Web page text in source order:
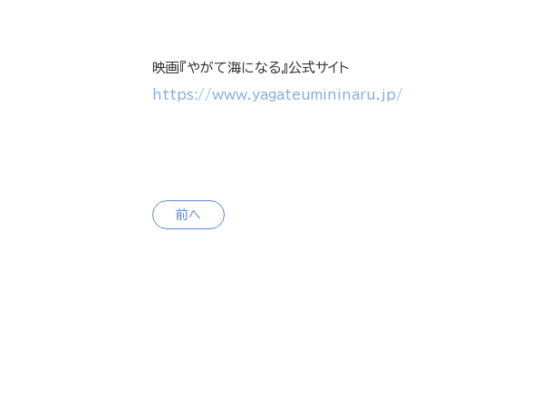
映画『やがて海になる』公式サイト
https://www.yagateumininaru.jp/
前へ